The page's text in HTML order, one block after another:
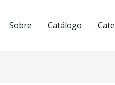
Sobre Catálogo